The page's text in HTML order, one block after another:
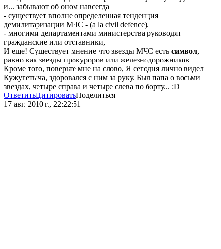
и... забывают об оном навсегда.
- существует вполне определенная тенденция
демилитаризации МЧС - (a la civil defence).
- многими департаментами министерства руководят
гражданские или отставники,
И еще! Существует мнение что звезды МЧС есть символ,
равно как звезды прокуроров или железнодорожников.
Кроме того, поверьте мне на слово, Я сегодня лично видел
Кужугетыча, здоровался с ним за руку. Был папа о восьми
звездах, четыре справа и четыре слева по борту... :D
ОтветитьЦитироватьПоделиться
17 авг. 2010 г., 22:22:51